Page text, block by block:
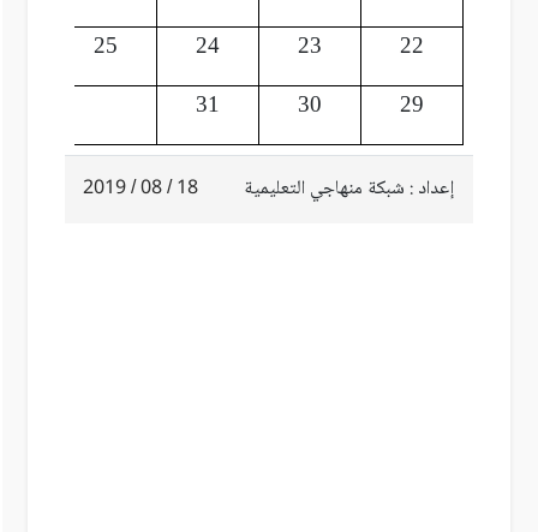
22
23
24
25
29
30
31
إعداد : شبكة منهاجي التعليمية 18 / 08 / 2019